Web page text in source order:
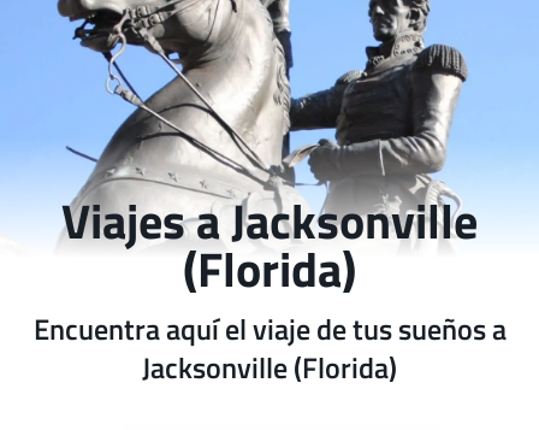
Viajes a Jacksonville
(Florida)
Encuentra aquí el viaje de tus sueños a
Jacksonville (Florida)